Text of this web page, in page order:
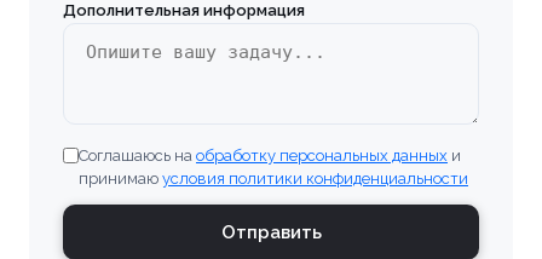
Дополнительная информация
Соглашаюсь на обработку персональных данных и
принимаю условия политики конфиденциальности
Отправить